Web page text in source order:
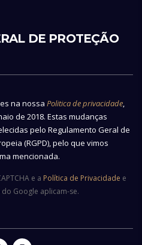
DE PROTEÇÃO
na nossa Politica de privacidade,
de 2018. Estas mudanças
pelo Regulamento Geral de
(RGPD), pelo que vimos
mencionada.
e a Política de Privacidade e
do Google aplicam-se.